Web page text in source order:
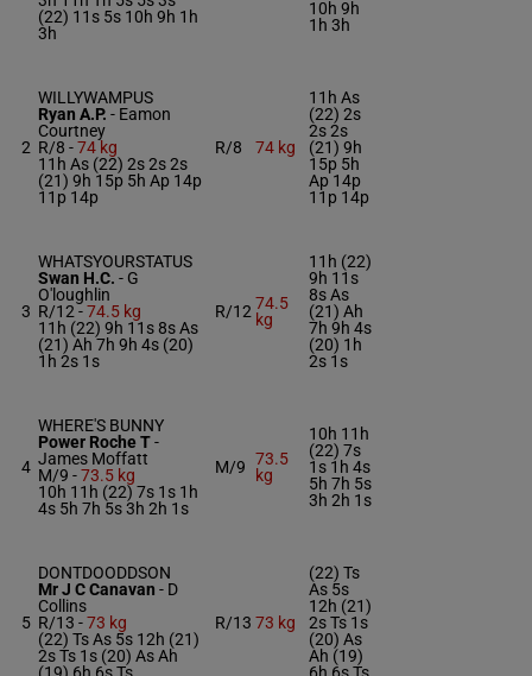
(22) 11s 5s 10h 9h 1h
3h
10h 9h
1h 3h
2
WILLYWAMPUS
Ryan A.P. - Eamon
Courtney
R/8 -74 kg
11h As (22) 2s 2s 2s
(21) 9h 15p 5h Ap 14p
11p 14p
R/8 74 kg
11h As
(22) 2s
2s 2s
(21) 9h
15p 5h
Ap 14p
11p 14p
3
WHATSYOURSTATUS
Swan H.C. - G
O'loughlin
R/12 -74.5 kg
11h (22) 9h 11s 8s As
(21) Ah 7h 9h 4s (20)
1h 2s 1s
R/12 74.5
kg
11h (22)
9h 11s
8s As
(21) Ah
7h 9h 4s
(20) 1h
2s 1s
4
WHERE'S BUNNY
Power Roche T-
James Moffatt
M/9 -73.5 kg
10h 11h (22) 7s 1s 1h
4s 5h 7h 5s 3h 2h 1s
M/9 73.5
kg
10h 11h
(22) 7s
1s 1h 4s
5h 7h 5s
3h 2h 1s
5
DONTDOODDSON
Mr J C Canavan - D
Collins
R/13 -73 kg
(22) Ts As 5s 12h (21)
2s Ts 1s (20) As Ah
R/13 73 kg
(22) Ts
As 5s
12h (21)
2s Ts 1s
(20) As
Ah (19)